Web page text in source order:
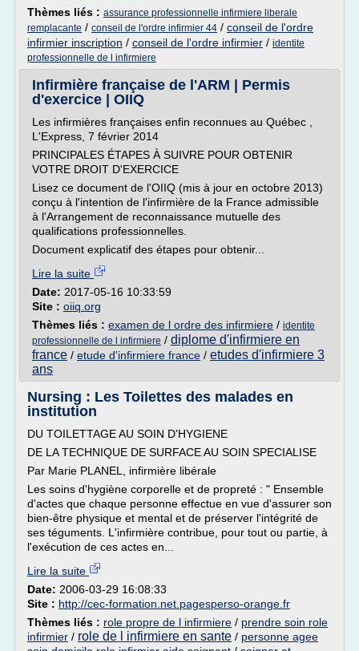
Thèmes liés : assurance professionnelle infirmiere liberale
remplacante / conseil de l'ordre infirmier 44 / conseil de l'ordre
infirmier inscription / conseil de l'ordre infirmier / identite
professionnelle de l infirmiere
Infirmière française de l'ARM | Permis
d'exercice | OIIQ
Les infirmières françaises enfin reconnues au Québec ,
L'Express, 7 février 2014
PRINCIPALES ÉTAPES À SUIVRE POUR OBTENIR
VOTRE DROIT D'EXERCICE
Lisez ce document de l'OIIQ (mis à jour en octobre 2013)
conçu à l'intention de l'infirmière de la France admissible
à l'Arrangement de reconnaissance mutuelle des
qualifications professionnelles.
Document explicatif des étapes pour obtenir...
Lire la suite
Date: 2017-05-16 10:33:59
Site : oiiq.org
Thèmes liés : examen de l ordre des infirmiere / identite
professionnelle de l infirmiere / diplome d'infirmiere en
france / etude d'infirmiere france / etudes d'infirmiere 3
ans
Nursing : Les Toilettes des malades en
institution
DU TOILETTAGE AU SOIN D'HYGIENE
DE LA TECHNIQUE DE SURFACE AU SOIN SPECIALISE
Par Marie PLANEL, infirmière libérale
Les soins d'hygiène corporelle et de propreté : " Ensemble
d'actes que chaque personne effectue en vue d'assurer son
bien-être physique et mental et de préserver l'intégrité de
ses téguments. L'infirmière contribue, pour tout ou partie, à
l'exécution de ces actes en...
Lire la suite
Date: 2006-03-29 16:08:33
Site : http://cec-formation.net.pagesperso-orange.fr
Thèmes liés : role propre de l infirmiere / prendre soin role
infirmier / role de l infirmiere en sante / personne agee